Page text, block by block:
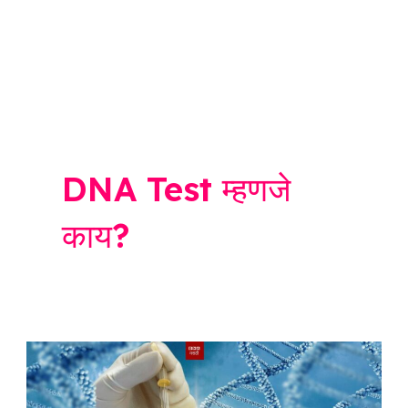
DNA Test म्हणजे
काय?
DNA
Test